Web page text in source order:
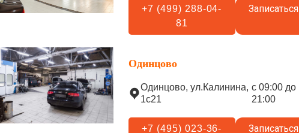
+7 (499) 288-04-
81
Записаться
Одинцово
Одинцово, ул.Калинина,
1с21
с 09:00 до
21:00
+7 (495) 023-36- Записаться